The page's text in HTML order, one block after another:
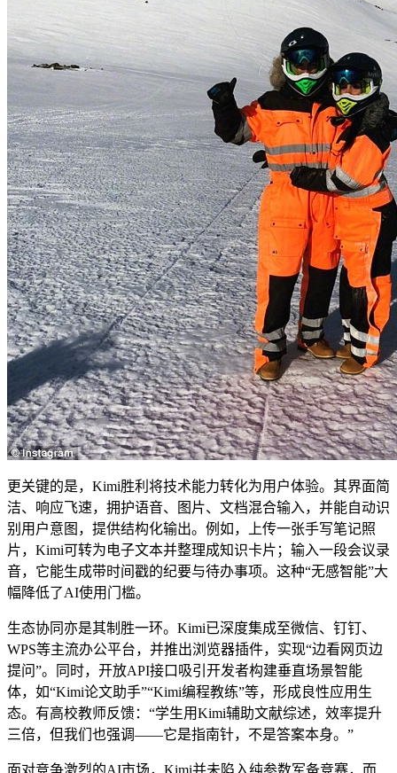
更关键的是，Kimi胜利将技术能力转化为用户体验。其界面简
洁、响应飞速，拥护语音、图片、文档混合输入，并能自动识
别用户意图，提供结构化输出。例如，上传一张手写笔记照
片，Kimi可转为电子文本并整理成知识卡片；输入一段会议录
音，它能生成带时间戳的纪要与待办事项。这种“无感智能”大
幅降低了AI使用门槛。
生态协同亦是其制胜一环。Kimi已深度集成至微信、钉钉、
WPS等主流办公平台，并推出浏览器插件，实现“边看网页边
提问”。同时，开放API接口吸引开发者构建垂直场景智能
体，如“Kimi论文助手”“Kimi编程教练”等，形成良性应用生
态。有高校教师反馈：“学生用Kimi辅助文献综述，效率提升
三倍，但我们也强调——它是指南针，不是答案本身。”
面对竞争激烈的AI市场，Kimi并未陷入纯参数军备竞赛，而